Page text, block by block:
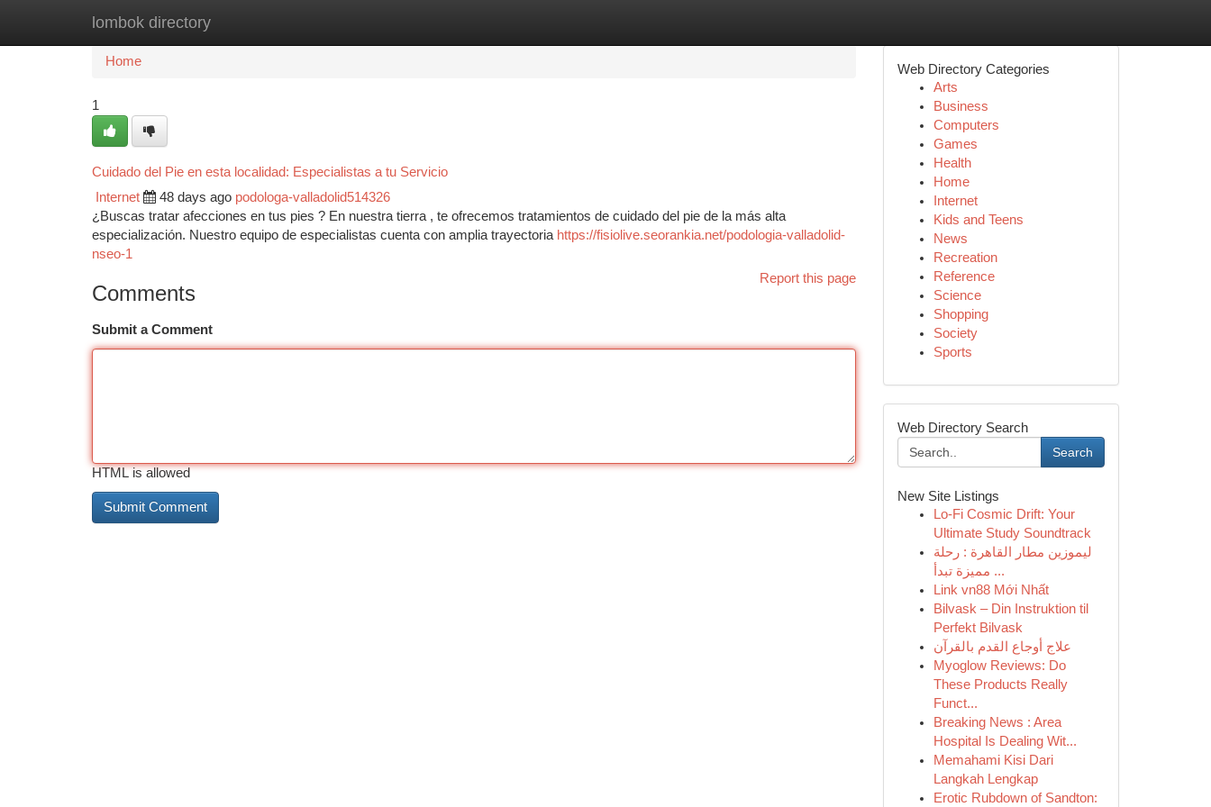
lombok directory
Home New Site Listings
Home
1
Cuidado del Pie en esta localidad: Especialistas a tu Servicio
Internet 48 days ago podologa-valladolid514326
¿Buscas tratar afecciones en tus pies ? En nuestra tierra , te ofrecemos tratamientos de cuidado del pie de la más alta
especialización. Nuestro equipo de especialistas cuenta con amplia trayectoria https://fisiolive.seorankia.net/podologia-valladolid-
nseo-1
Report this page
Comments
Submit a Comment
HTML is allowed
Web Directory Categories
Arts
Business
Computers
Games
Health
Home
Internet
Kids and Teens
News
Recreation
Reference
Science
Shopping
Society
Sports
Web Directory Search
Search
New Site Listings
Lo-Fi Cosmic Drift: Your
Ultimate Study Soundtrack
ليموزين مطار القاهرة : رحلة
مميزة تبدأ ...
Link vn88 Mới Nhất
Bilvask – Din Instruktion til
Perfekt Bilvask
علاج أوجاع القدم بالقرآن
Myoglow Reviews: Do
These Products Really
Funct...
Breaking News : Area
Hospital Is Dealing Wit...
Memahami Kisi Dari
Langkah Lengkap
Erotic Rubdown of Sandton: